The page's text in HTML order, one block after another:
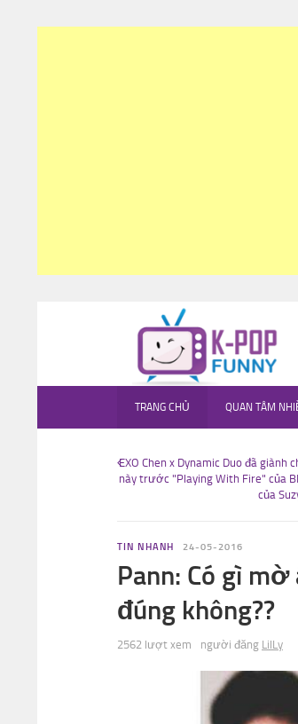
TRANG CHỦ QUAN TÂM
EXO Chen x Dynamic Duo đã giành
này trước "Playing With Fire" của
của
TIN NHANH 24-05-2016
Pann: Có gì mờ
đúng không??
2562 lượt xem người đăng LilLy